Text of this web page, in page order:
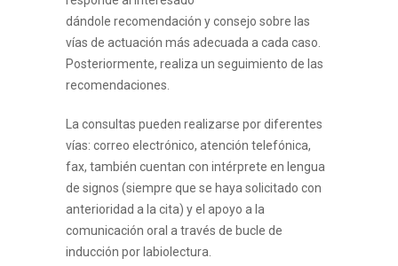
dándole recomendación y consejo sobre las
vías de actuación más adecuada a cada caso.
Posteriormente, realiza un seguimiento de las
recomendaciones.
La consultas pueden realizarse por diferentes
vías: correo electrónico, atención telefónica,
fax, también cuentan con intérprete en lengua
de signos (siempre que se haya solicitado con
anterioridad a la cita) y el apoyo a la
comunicación oral a través de bucle de
inducción por labiolectura.